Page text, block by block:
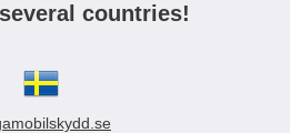
countries!